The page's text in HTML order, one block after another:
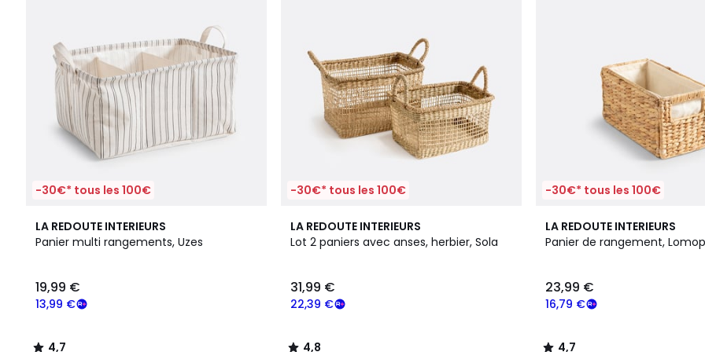
-30€* tous les 100€
LA REDOUTE INTERIEURS
Panier multi rangements, Uzes
13,99 €
19,99 €
4,7
/ 5
4,7
-30€* tous les 100€
LA REDOUTE INTERIEURS
Lot 2 paniers avec anses, herbier, Sola
22,39 €
31,99 €
4,8
/ 5
4,8
-30€* tous les 100€
LA REDOUTE INTERIEURS
Panier de rangement,
16,79 €
23,99 €
4,7
/ 5
4,7